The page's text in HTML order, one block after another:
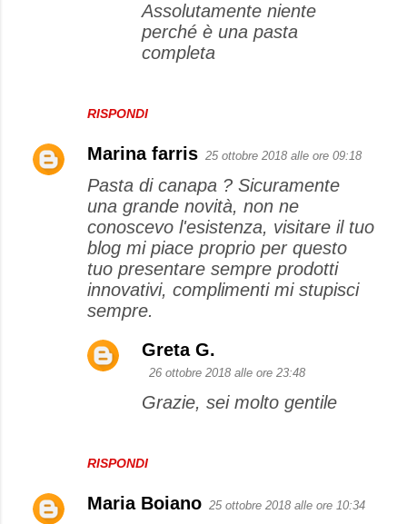
RISPONDI
Assolutamente niente
perché è una pasta
completa
Marina farris 25 ottobre 2018 alle ore 09:18
Pasta di canapa ? Sicuramente
una grande novità, non ne
conoscevo l'esistenza, visitare il tuo
blog mi piace proprio per questo
tuo presentare sempre prodotti
innovativi, complimenti mi stupisci
sempre.
RISPONDI
Greta G.
26 ottobre 2018 alle ore 23:48
Grazie, sei molto gentile
Maria Boiano 25 ottobre 2018 alle ore 10:34